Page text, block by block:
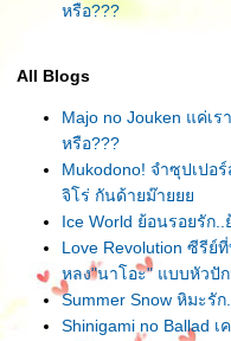
หรือ???
All Blogs
Majo no Jouken แค่เ
หรือ???
Mukodono! จำซุปเปอ
จิโร่ กันด้ายม๊า
Ice World ย้อนรอยรัก
Love Revolution ซีรีย์
หลง"นาโอะ" แบบหัวปั
Summer Snow หิมะรั
Shinigami no Ballad